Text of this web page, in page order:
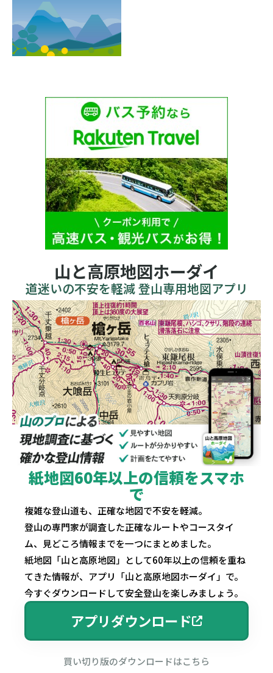
山と高原地図ホーダイ
道迷いの不安を軽減 登山専用地図アプリ
紙地図60年以上の信頼をスマホ
で
複雑な登山道も、正確な地図で不安を軽減。
登山の専門家が調査した正確なルートやコースタイ
ム、見どころ情報までを一つにまとめました。
紙地図「山と高原地図」として60年以上の信頼を重ね
てきた情報が、アプリ「山と高原地図ホーダイ」で。
今すぐダウンロードして安全登山を楽しみましょう。
アプリダウンロード
買い切り版のダウンロードはこちら